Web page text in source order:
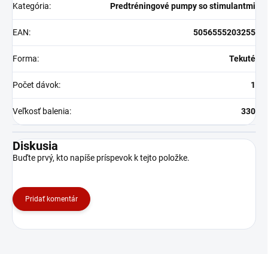
Kategória: Predtréningové pumpy so stimulantmi
EAN: 5056555203255
Forma: Tekuté
Počet dávok: 1
Veľkosť balenia: 330
Diskusia
Buďte prvý, kto napíše príspevok k tejto položke.
Pridať komentár